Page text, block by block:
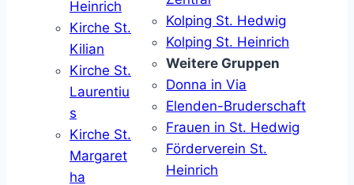
Heinrich
Kirche St.
Kilian
Kirche St.
Laurentiu
s
Kirche St.
Margaret
ha
Kolping St. Hedwig
Kolping St. Heinrich
Weitere Gruppen
Donna in Via
Elenden-Bruderschaft
Frauen in St. Hedwig
Förderverein St.
Heinrich